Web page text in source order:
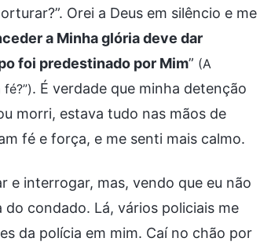
Orei a Deus em silêncio e me
a Minha glória deve dar
foi predestinado por Mim” (A
. É verdade que minha detenção
morri, estava tudo nas mãos de
fé e força, e me senti mais calmo.
e interrogar, mas, vendo que eu não
condado. Lá, vários policiais me
da polícia em mim. Caí no chão por